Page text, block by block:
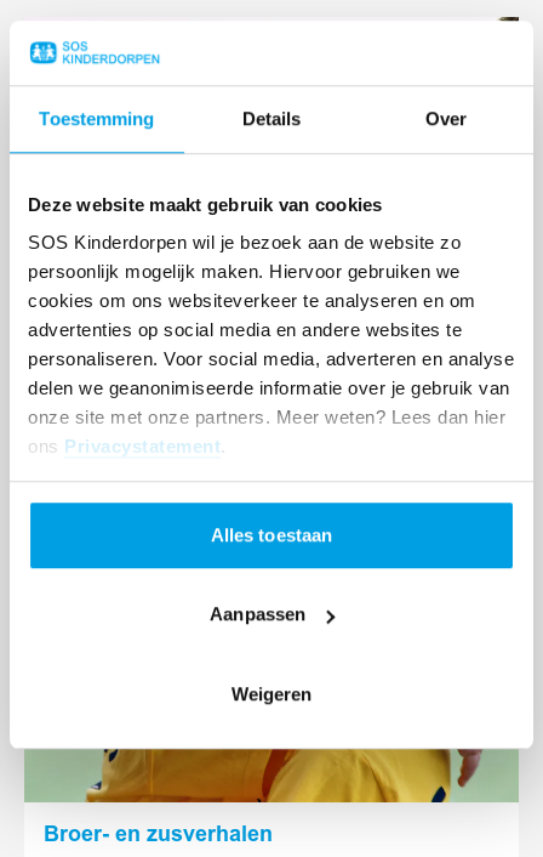
Toestemming Details Over
Deze website maakt gebruik van cookies
SOS Kinderdorpen wil je bezoek aan de website zo
persoonlijk mogelijk maken. Hiervoor gebruiken we
cookies om ons websiteverkeer te analyseren en om
advertenties op social media en andere websites te
personaliseren. Voor social media, adverteren en analyse
delen we geanonimiseerde informatie over je gebruik van
onze site met onze partners. Meer weten? Lees dan hier
ons Privacystatement.
Alles toestaan
Aanpassen
Weigeren
Na drie jaar samenwonen een nieuw
hoofdstuk voor de zusjes Lerato en
Iminathi
meer
Broer- en zusverhalen
Lees